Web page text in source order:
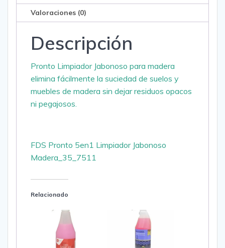
Valoraciones (0)
Descripción
Pronto Limpiador Jabonoso para madera
elimina fácilmente la suciedad de suelos y
muebles de madera sin dejar residuos opacos
ni pegajosos.
FDS Pronto 5en1 Limpiador Jabonoso
Madera_35_7511
Relacionado